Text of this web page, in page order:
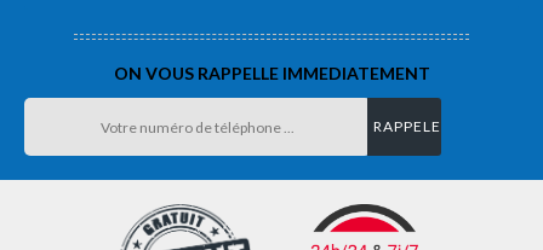
ON VOUS RAPPELLE IMMEDIATEMENT